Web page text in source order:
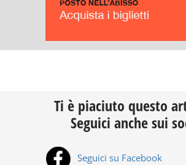
Ti è piaciuto questo
Seguici anche sui
Seguici su Facebook